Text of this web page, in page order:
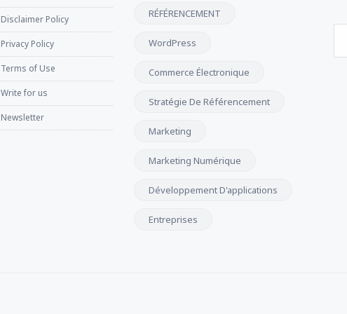
Disclaimer Policy
Privacy Policy
Terms of Use
Write for us
Newsletter
RÉFÉRENCEMENT
WordPress
Commerce Électronique
Stratégie De Référencement
Marketing
Marketing Numérique
Développement D'applications
Entreprises